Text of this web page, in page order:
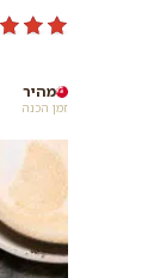
זמן הכנה
מהיר